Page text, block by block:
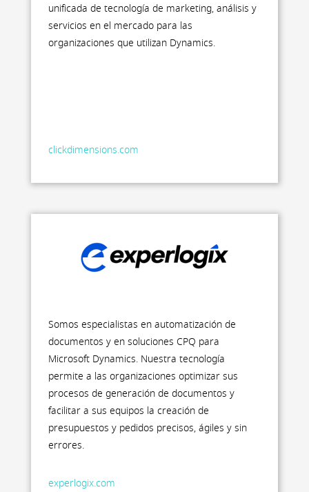
unificada de tecnología de marketing, análisis y
servicios en el mercado para las
organizaciones que utilizan Dynamics.
clickdimensions.com
Somos especialistas en automatización de
documentos y en soluciones CPQ para
Microsoft Dynamics. Nuestra tecnología
permite a las organizaciones optimizar sus
procesos de generación de documentos y
facilitar a sus equipos la creación de
presupuestos y pedidos precisos, ágiles y sin
errores.
experlogix.com